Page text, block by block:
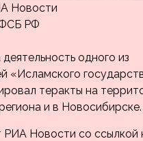
Новости
РФ
одного из
«Исламского
теракты на
и в Новосибирске.
РИА Новости со ссылкой